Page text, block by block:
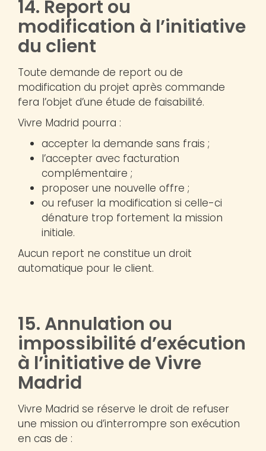
14. Report ou
modification à l’initiative
du client
Toute demande de report ou de
modification du projet après commande
fera l’objet d’une étude de faisabilité.
Vivre Madrid pourra :
accepter la demande sans frais ;
l’accepter avec facturation
complémentaire ;
proposer une nouvelle offre ;
ou refuser la modification si celle-ci
dénature trop fortement la mission
initiale.
Aucun report ne constitue un droit
automatique pour le client.
15. Annulation ou
impossibilité d’exécution
à l’initiative de Vivre
Madrid
Vivre Madrid se réserve le droit de refuser
une mission ou d’interrompre son exécution
en cas de :